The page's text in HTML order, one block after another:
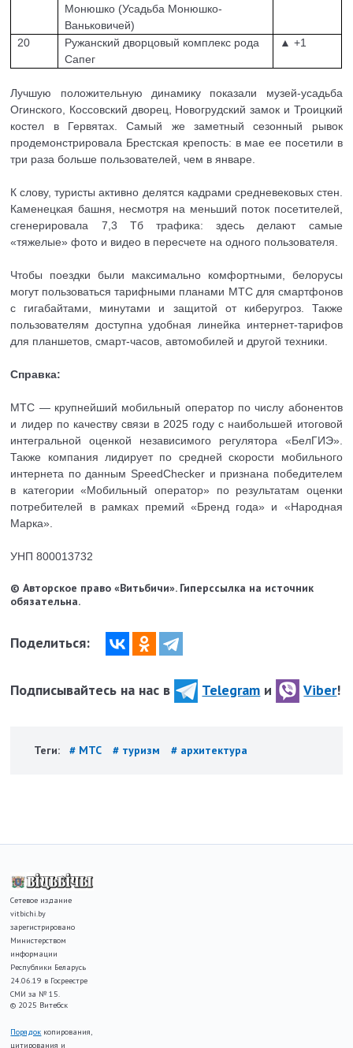
Монюшко (Усадьба Монюшко-
Ваньковичей)
20
Ружанский дворцовый комплекс рода
Сапег
▲ +1
Лучшую положительную динамику показали музей-усадьба
Огинского, Коссовский дворец, Новогрудский замок и Троицкий
костел в Гервятах. Самый же заметный сезонный рывок
продемонстрировала Брестская крепость: в мае ее посетили в
три раза больше пользователей, чем в январе.
К слову, туристы активно делятся кадрами средневековых стен.
Каменецкая башня, несмотря на меньший поток посетителей,
сгенерировала 7,3 Тб трафика: здесь делают самые
«тяжелые» фото и видео в пересчете на одного пользователя.
Чтобы поездки были максимально комфортными, белорусы
могут пользоваться тарифными планами МТС для смартфонов
с гигабайтами, минутами и защитой от киберугроз. Также
пользователям доступна удобная линейка интернет-тарифов
для планшетов, смарт-часов, автомобилей и другой техники.
Справка:
МТС — крупнейший мобильный оператор по числу абонентов
и лидер по качеству связи в 2025 году с наибольшей итоговой
интегральной оценкой независимого регулятора «БелГИЭ».
Также компания лидирует по средней скорости мобильного
интернета по данным SpeedChecker и признана победителем
в категории «Мобильный оператор» по результатам оценки
потребителей в рамках премий «Бренд года» и «Народная
Марка».
УНП 800013732
© Авторское право «Витьбичи». Гиперссылка на источник
обязательна.
Поделиться:
Подписывайтесь на нас в Telegram и Viber!
Теги: # МТС # туризм # архитектура
Сетевое издание
vitbichi.by
зарегистрировано
Министерством
информации
Республики Беларусь
24.06.19 в Госреестре
СМИ за № 15.
© 2025 Витебск
Порядок копирования,
цитирования и